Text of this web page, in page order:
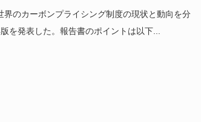
界のカーボンプライシング制度の現状と動向を分
を発表した。報告書のポイントは以下...